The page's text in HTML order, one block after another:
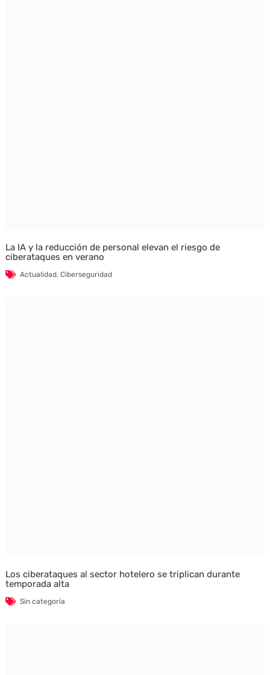
La IA y la reducción de personal elevan el riesgo de
ciberataques en verano
Actualidad, Ciberseguridad
Los ciberataques al sector hotelero se triplican durante
temporada alta
Sin categoría